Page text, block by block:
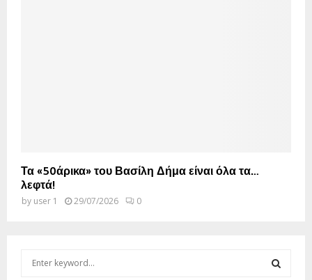
Τα «50άρικα» του Βασίλη Δήμα είναι όλα τα…
λεφτά!
by user 1 29/07/2026 0